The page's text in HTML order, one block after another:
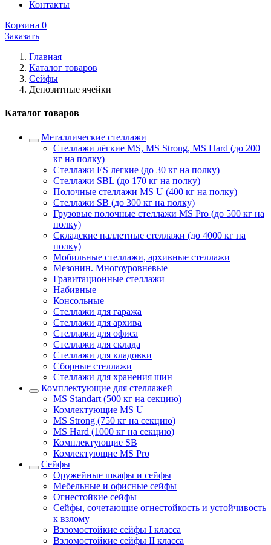
Контакты
Корзина 0
Заказать
Главная
Каталог товаров
Сейфы
Депозитные ячейки
Каталог товаров
Металлические стеллажи
Стеллажи лёгкие MS, MS Strong, MS Hard (до 200
кг на полку)
Стеллажи ES легкие (до 30 кг на полку)
Стеллажи SBL (до 170 кг на полку)
Полочные стеллажи MS U (400 кг на полку)
Стеллажи SB (до 300 кг на полку)
Грузовые полочные стеллажи MS Pro (до 500 кг на
полку)
Складские паллетные стеллажи (до 4000 кг на
полку)
Мобильные стеллажи, архивные стеллажи
Мезонин. Многоуровневые
Гравитационные стеллажи
Набивные
Консольные
Стеллажи для гаража
Стеллажи для архива
Стеллажи для офиса
Стеллажи для склада
Стеллажи для кладовки
Сборные стеллажи
Стеллажи для хранения шин
Комплектующие для стеллажей
MS Standart (500 кг на секцию)
Комлектующие MS U
MS Strong (750 кг на секцию)
MS Hard (1000 кг на секцию)
Комплектующие SB
Комлектующие MS Pro
Сейфы
Оружейные шкафы и сейфы
Мебельные и офисные сейфы
Огнестойкие сейфы
Сейфы, сочетающие огнестойкость и устойчивость
к взлому
Взломостойкие сейфы I класса
Взломостойкие сейфы II класса